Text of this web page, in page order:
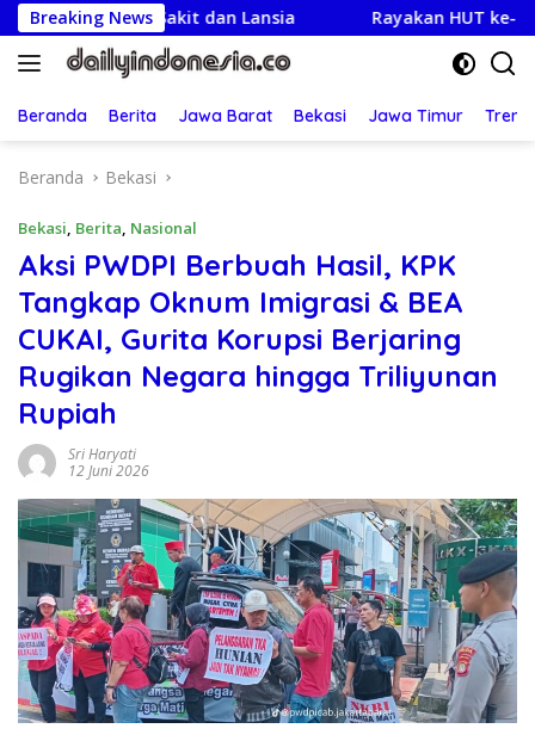
Langsung
ke
konten
Breaking News
Sakit dan Lansia Rayakan HUT ke-25,Partai
Beranda Berita Jawa Barat Bekasi Jawa Timur
Beranda Bekasi
Bekasi, Berita, Nasional
Aksi PWDPI Berbuah Hasil, KPK
Tangkap Oknum Imigrasi & BEA
CUKAI, Gurita Korupsi Berjaring
Rugikan Negara hingga Triliyunan
Rupiah
Sri Haryati
12 Juni 2026